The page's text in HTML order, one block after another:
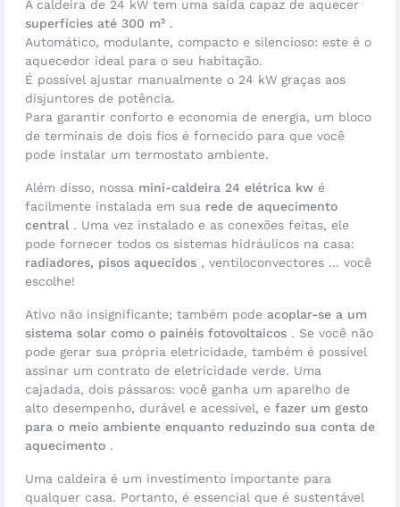
A caldeira de 24 kW tem uma saída capaz de aquecer
superfícies até 300 m² .
Automático, modulante, compacto e silencioso: este é o
aquecedor ideal para o seu habitação.
É possível ajustar manualmente o 24 kW graças aos
disjuntores de potência.
Para garantir conforto e economia de energia, um bloco
de terminais de dois fios é fornecido para que você
pode instalar um termostato ambiente.
Além disso, nossa mini-caldeira 24 elétrica kw é
facilmente instalada em sua rede de aquecimento
central . Uma vez instalado e as conexões feitas, ele
pode fornecer todos os sistemas hidráulicos na casa:
radiadores, pisos aquecidos , ventiloconvectores ... você
escolhe!
Ativo não insignificante; também pode acoplar-se a um
sistema solar como o painéis fotovoltaicos . Se você não
pode gerar sua própria eletricidade, também é possível
assinar um contrato de eletricidade verde. Uma
cajadada, dois pássaros: você ganha um aparelho de
alto desempenho, durável e acessível, e fazer um gesto
para o meio ambiente enquanto reduzindo sua conta de
aquecimento .
Uma caldeira é um investimento importante para
qualquer casa. Portanto, é essencial que é sustentável